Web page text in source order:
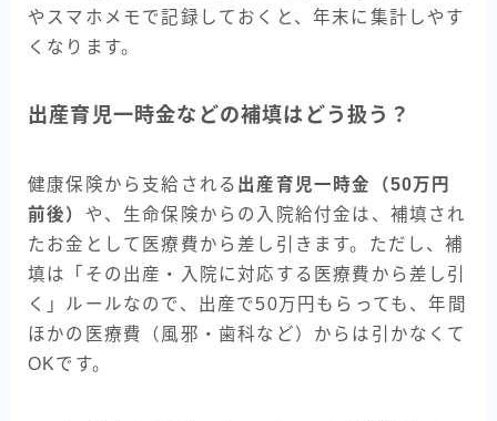
やスマホメモで記録しておくと、年末に集計しやす
くなります。
出産育児一時金などの補填はどう扱う？
健康保険から支給される 出産育児一時金（50万円
前後） や、生命保険からの入院給付金は、補填され
たお金として医療費から差し引きます。ただし、補
填は「その出産・入院に対応する医療費から差し引
く」ルールなので、出産で50万円もらっても、年間
ほかの医療費（風邪・歯科など）からは引かなくて
OKです。